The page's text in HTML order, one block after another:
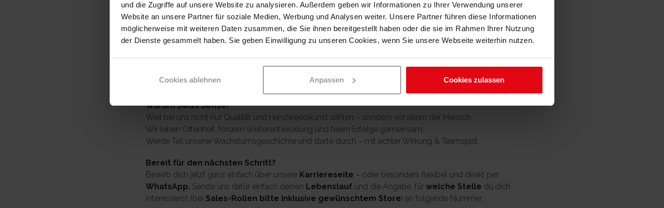
und die Zugriffe auf unsere Website zu analysieren. Außerdem geben wir Informationen zu Ihrer Verwendung unserer
Website an unsere Partner für soziale Medien, Werbung und Analysen weiter. Unsere Partner führen diese Informationen
möglicherweise mit weiteren Daten zusammen, die Sie ihnen bereitgestellt haben oder die sie im Rahmen Ihrer Nutzung
der Dienste gesammelt haben. Sie geben Einwilligung zu unseren Cookies, wenn Sie unsere Webseite weiterhin nutzen.
Cookies ablehnen Anpassen Cookies zulassen
Teamsteuerung oder Stellvertretung gesammelt
Du denkst lösungsorientiert und möchtest Arbeitsprozesse sowie Kundenservice kontinuierlich
verbessern
Organisationstalent, Verantwortungsbewusstsein und Hands-on-Mentalität zeichnen dich aus
Du gehst sicher mit Kennzahlen, Computern und digitalen Tools (z. B. OCP, Salesforce) um
der Nähe von Halle (Saale)
Warum Swiss Sense?
Weil bei uns nicht nur Qualität und Handwerkskunst zählen – sondern vor allem der Mensch.
Wir leben Offenheit, fördern Weiterentwicklung und feiern Erfolge gemeinsam.
Werde Teil unserer Wachstumsgeschichte und starte durch – mit echter Wirkung & Teamspirit.
Bereit für den nächsten Schritt?
Bewirb dich jetzt ganz einfach über unsere Karriereseite – oder besonders flexibel und direkt per
WhatsApp. Sende uns dafür einfach deinen Lebenslauf und die Angabe, für welche Stelle du dich
interessierst (bei Sales-Rollen bitte inklusive gewünschtem Store) an folgende Nummer: